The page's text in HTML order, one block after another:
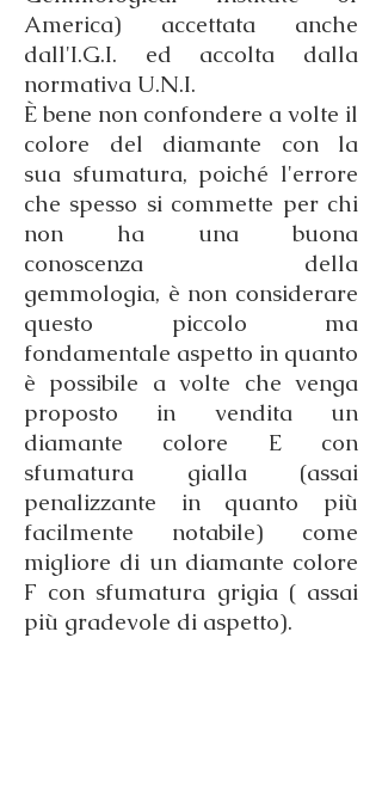
America) accettata anche
dall'I.G.I. ed accolta dalla
normativa U.N.I.
È bene non confondere a volte il
colore del diamante con la
sua sfumatura, poiché l'errore
che spesso si commette per chi
non ha una buona
conoscenza della
gemmologia, è non considerare
questo piccolo ma
fondamentale aspetto in quanto
è possibile a volte che venga
proposto in vendita un
diamante colore E con
sfumatura gialla (assai
penalizzante in quanto più
facilmente notabile) come
migliore di un diamante colore
F con sfumatura grigia ( assai
più gradevole di aspetto).